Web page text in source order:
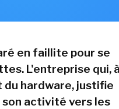
en faillite pour se
L'entreprise qui, à
hardware, justifie
activité vers les